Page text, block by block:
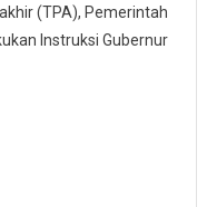
(TPA), Pemerintah
Instruksi Gubernur